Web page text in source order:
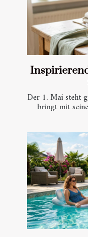
Der 1. Mai steht
bringt mit